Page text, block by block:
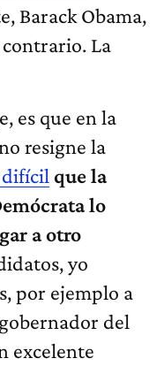
Barack Obama,
La
es que en la
resigne la
difícil que la
lo
a otro
yo
por ejemplo a
del
excelente